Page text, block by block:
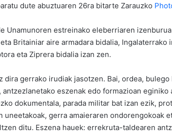
dute abuztuaren 26ra bitarte Zarauzko
Unamunoren estreinako eleberriaren
Britainiar aire armadara bidalia,
eta Ziprera bidalia izan zen.
dira gerrako irudiak jasotzen. Bai, ordea,
eszenak edo formazioan eginiko
dokumentala, parada militar bat izan ezik,
uneetakoak, gerra amaieraren ondorengokoak
ditu. Eszena hauek: errekruta-taldearen